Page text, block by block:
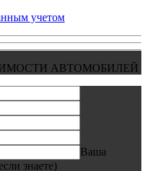
АВТОМОБИЛЕЙ
Ваша
знаете)